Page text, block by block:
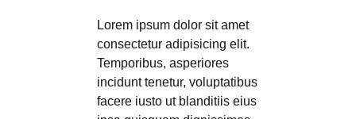
Lorem ipsum dolor sit amet
consectetur adipisicing elit.
Temporibus, asperiores
incidunt tenetur, voluptatibus
facere iusto ut blanditiis eius